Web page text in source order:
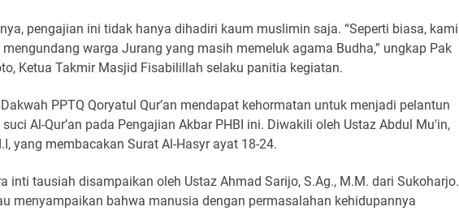
pengajian ini tidak hanya dihadiri kaum muslimin saja. “Seperti biasa, kami
mengundang warga Jurang yang masih memeluk agama Budha,” ungkap Pak
Ketua Takmir Masjid Fisabilillah selaku panitia kegiatan.
PPTQ Qoryatul Qur’an mendapat kehormatan untuk menjadi pelantun
suci Al-Qur’an pada Pengajian Akbar PHBI ini. Diwakili oleh Ustaz Abdul Mu'in,
yang membacakan Surat Al-Hasyr ayat 18-24.
inti tausiah disampaikan oleh Ustaz Ahmad Sarijo, S.Ag., M.M. dari Sukoharjo.
menyampaikan bahwa manusia dengan permasalahan kehidupannya